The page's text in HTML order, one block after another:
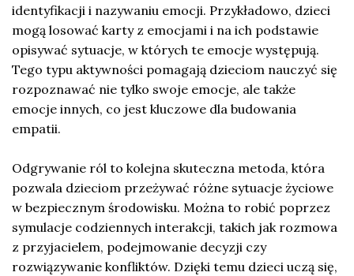
identyfikacji i nazywaniu emocji. Przykładowo, dzieci
mogą losować karty z emocjami i na ich podstawie
opisywać sytuacje, w których te emocje występują.
Tego typu aktywności pomagają dzieciom nauczyć się
rozpoznawać nie tylko swoje emocje, ale także
emocje innych, co jest kluczowe dla budowania
empatii.
Odgrywanie ról to kolejna skuteczna metoda, która
pozwala dzieciom przeżywać różne sytuacje życiowe
w bezpiecznym środowisku. Można to robić poprzez
symulacje codziennych interakcji, takich jak rozmowa
z przyjacielem, podejmowanie decyzji czy
rozwiązywanie konfliktów. Dzięki temu dzieci uczą się,